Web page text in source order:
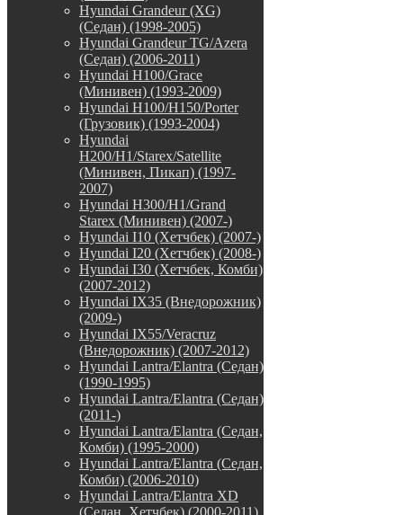
Hyundai Grandeur (XG)
(Седан) (1998-2005)
Hyundai Grandeur TG/Azera
(Седан) (2006-2011)
Hyundai H100/Grace
(Минивен) (1993-2009)
Hyundai H100/H150/Porter
(Грузовик) (1993-2004)
Hyundai
H200/H1/Starex/Satellite
(Минивен, Пикап) (1997-
2007)
Hyundai H300/H1/Grand
Starex (Минивен) (2007-)
Hyundai I10 (Хетчбек) (2007-)
Hyundai I20 (Хетчбек) (2008-)
Hyundai I30 (Хетчбек, Комби)
(2007-2012)
Hyundai IX35 (Внедорожник)
(2009-)
Hyundai IX55/Veracruz
(Внедорожник) (2007-2012)
Hyundai Lantra/Elantra (Седан)
(1990-1995)
Hyundai Lantra/Elantra (Седан)
(2011-)
Hyundai Lantra/Elantra (Седан,
Комби) (1995-2000)
Hyundai Lantra/Elantra (Седан,
Комби) (2006-2010)
Hyundai Lantra/Elantra XD
(Седан, Хетчбек) (2000-2011)